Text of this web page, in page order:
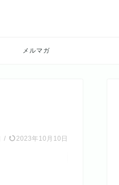
メルマガ
/ 2023年10月10日